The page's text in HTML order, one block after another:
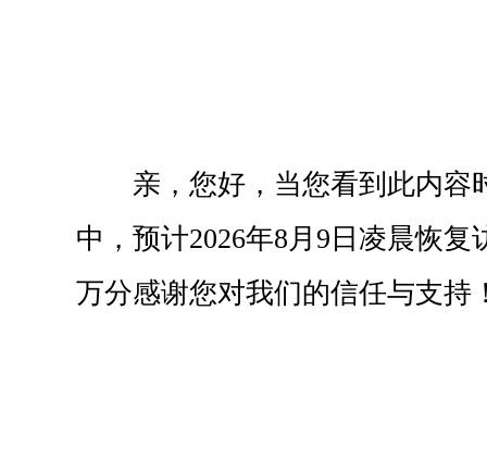
亲，您好，当您看到此内容
中，预计2026年8月9日凌晨恢
万分感谢您对我们的信任与支持